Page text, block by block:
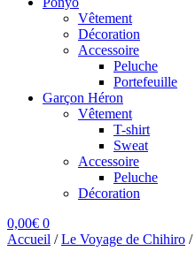
Vêtement
Décoration
Accessoire
Peluche
Portefeuille
Garçon Héron
Vêtement
T-shirt
Sweat
Accessoire
Peluche
Décoration
0,00€ 0
Accueil /Le Voyage de Chihiro /